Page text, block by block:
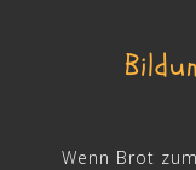
Wenn Brot